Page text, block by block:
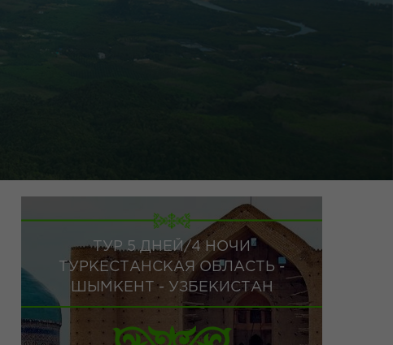
ТУР 5 ДНЕЙ/4 НОЧИ
ТУРКЕСТАНСКАЯ ОБЛАСТЬ -
ШЫМКЕНТ - УЗБЕКИСТАН